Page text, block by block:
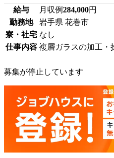
給与 月収例284,000円
勤務地
岩手県 花巻市
寮・社宅 なし
仕事内容 複層ガラスの加工・
募集が停止しています